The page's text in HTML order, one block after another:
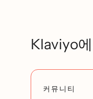
Klaviyo
커뮤니티